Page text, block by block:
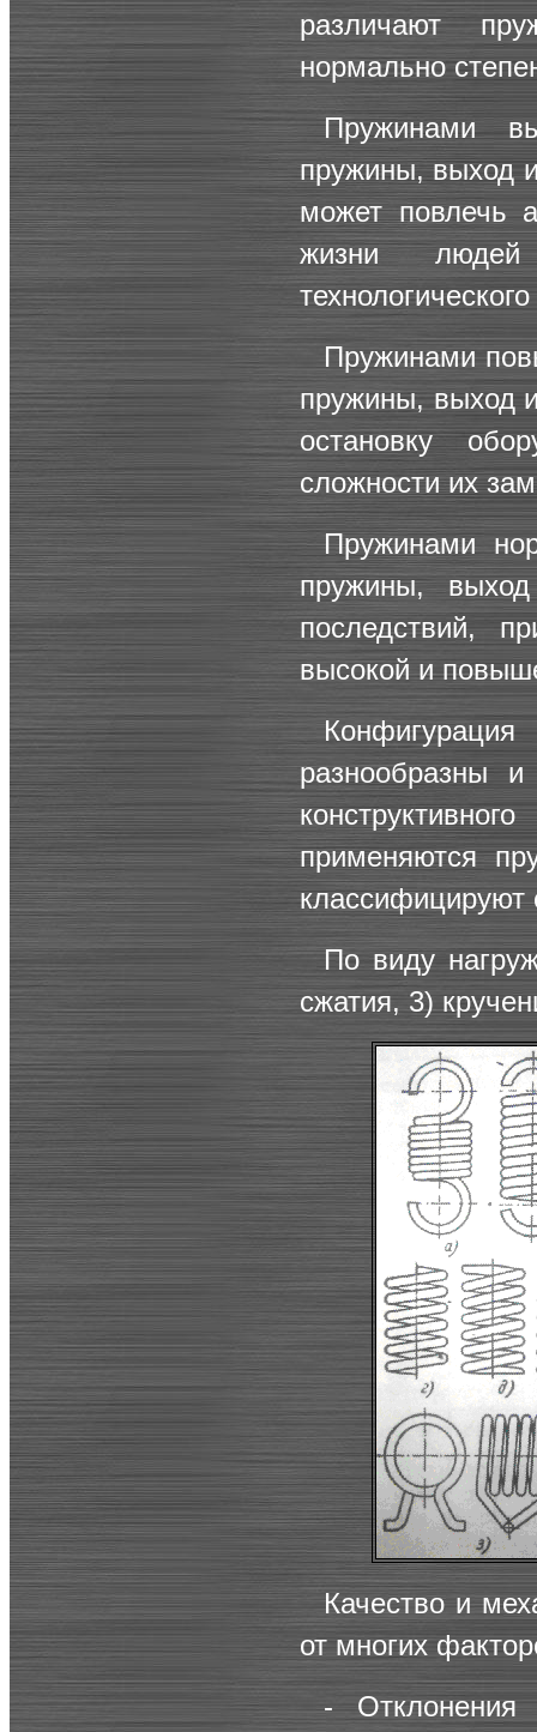
различают
нормально
Пружинами
пружины, выход
может повлечь
жизни
Пружинами
пружины, выход
остановку
сложности их
Пружинами
пружины,
последствий,
высокой и
разнообразны и
применяются
По виду
сжатия, 3)
Качество и
от многих
-